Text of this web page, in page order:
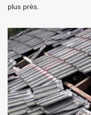
plus près.